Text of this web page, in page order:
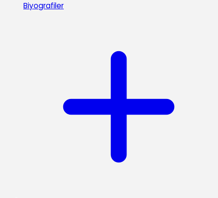
Biyografiler